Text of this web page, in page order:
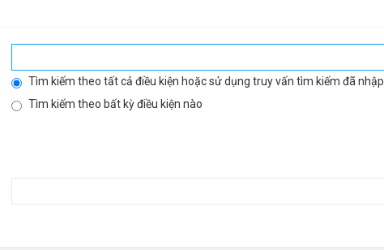
Tìm kiếm theo tất cả điều kiện hoặc sử dụng truy vấn tìm kiếm đã nhập
Tìm kiếm theo bất kỳ điều kiện nào